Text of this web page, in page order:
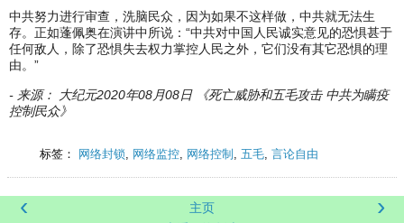
中共努力进行审查，洗脑民众，因为如果不这样做，中共就无法生
存。正如蓬佩奥在演讲中所说：“中共对中国人民诚实意见的恐惧甚于
任何敌人，除了恐惧失去权力掌控人民之外，它们没有其它恐惧的理
由。”
- 来源： 大纪元2020年08月08日 《死亡威胁和五毛攻击 中共为瞒疫
控制民众》
标签： 网络封锁 网络监控 网络控制 五毛 言论自由
‹ ›
主页